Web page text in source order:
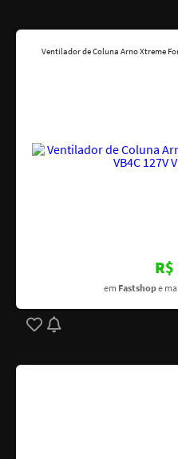
Ventilador de Coluna Arno Xtreme
em Fastshope